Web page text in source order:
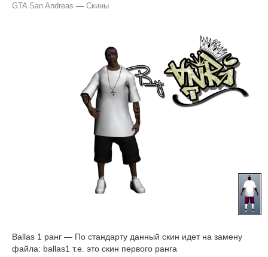
GTA San Andreas — Скины
Ballas 1 ранг — По стандарту данный скин идет на замену
файла: ballas1 т.е. это скин первого ранга